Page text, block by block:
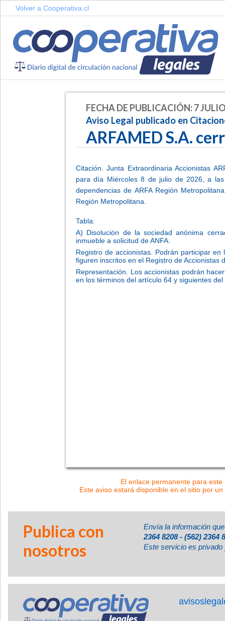
Volver a Cooperativa.cl
FECHA DE PUBLICACIÓN: 7
Aviso Legal publicado en
ARFAMED S.A.
Citación. Junta Extraordinaria Accionistas
para día Miércoles 8 de julio de 2026, a
dependencias de ARFA Región
Región Metropolitana.
Tabla:
A) Disolución de la sociedad anónima
inmueble a solicitud de ANFA.
Registro de accionistas. Podrán participar
figuren inscritos en el Registro de Accionistas
Representación. Los accionistas podrán
en los términos del artículo 64 y siguientes
El enlace permanente para
Este aviso estará disponible en el sitio por
Publica con
nosotros
Envía la información
2364 8208 - (562) 2364
Este servicio es privado